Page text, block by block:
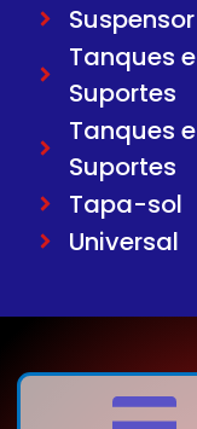
Suspensor
Tanques e
Suportes
Tanques e
Suportes
Tapa-sol
Universal